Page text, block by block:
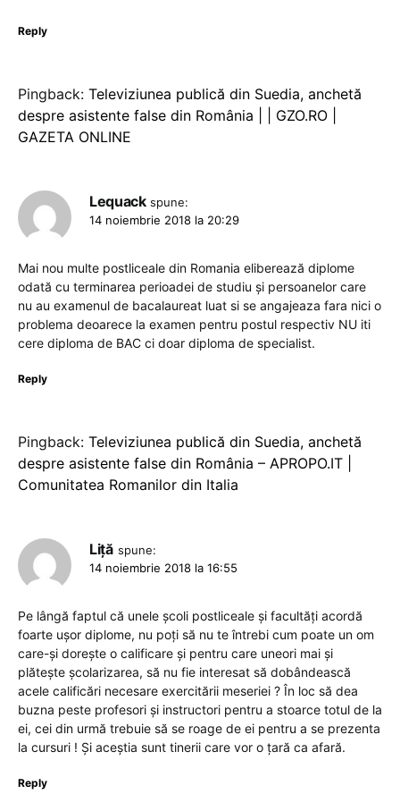
Reply
Pingback: Televiziunea publică din Suedia, anchetă
despre asistente false din România | | GZO.RO |
GAZETA ONLINE
Lequack spune:
14 noiembrie 2018 la 20:29
Mai nou multe postliceale din Romania eliberează diplome
odată cu terminarea perioadei de studiu și persoanelor care
nu au examenul de bacalaureat luat si se angajeaza fara nici o
problema deoarece la examen pentru postul respectiv NU iti
cere diploma de BAC ci doar diploma de specialist.
Reply
Pingback: Televiziunea publică din Suedia, anchetă
despre asistente false din România – APROPO.IT |
Comunitatea Romanilor din Italia
Liță spune:
14 noiembrie 2018 la 16:55
Pe lângă faptul că unele școli postliceale și facultăți acordă
foarte ușor diplome, nu poți să nu te întrebi cum poate un om
care-și dorește o calificare și pentru care uneori mai și
plătește școlarizarea, să nu fie interesat să dobândească
acele calificări necesare exercitării meseriei ? În loc să dea
buzna peste profesori și instructori pentru a stoarce totul de la
ei, cei din urmă trebuie să se roage de ei pentru a se prezenta
la cursuri ! Și aceștia sunt tinerii care vor o țară ca afară.
Reply